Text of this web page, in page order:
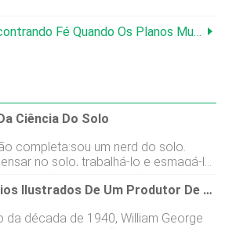
Fé Quando Os Planos Mudam
Ciência Do Solo
completa:sou um nerd do solo.
no solo, trabalhá-lo e esmagá-lo
dedos. Se você me fizer uma
sobre o solo, vou dobrar sua orelha.
que não tinha certeza sobre o pH
Os Diários Ilustrados De Um Produtor De Leite Em 1941
da década de 1940, William George